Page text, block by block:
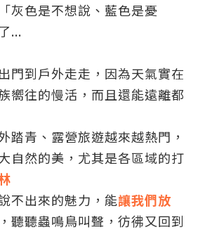
灰色是不想說、藍色是憂
...
門到戶外走走，因為天氣實在
嚮往的慢活，而且還能遠離都
踏青、露營旅遊越來越熱門，
自然的美，尤其是各區域的打
不出來的魅力，能讓我們放
，聽聽蟲鳴鳥叫聲，彷彿又回到